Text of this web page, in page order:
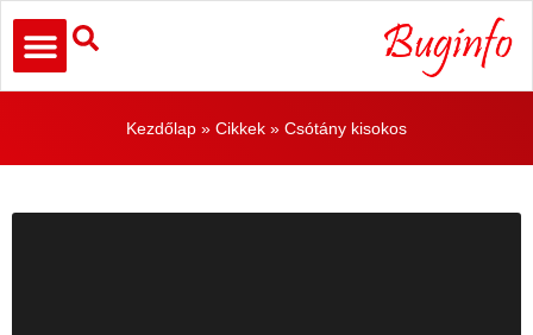
Kezdőlap » Cikkek » Csótány kisokos